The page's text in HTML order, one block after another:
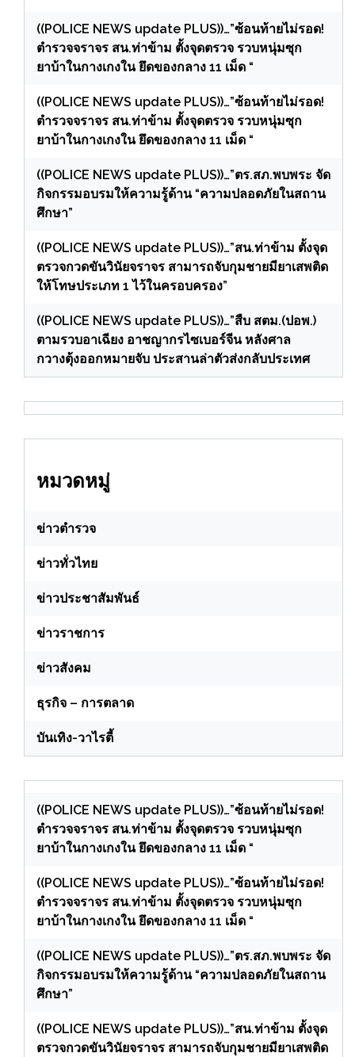
((POLICE NEWS update PLUS))…”ซ้อนท้ายไม่รอด!
ตำรวจจราจร สน.ท่าข้าม ตั้งจุดตรวจ รวบหนุ่มซุก
ยาบ้าในกางเกงใน ยึดของกลาง 11 เม็ด “
((POLICE NEWS update PLUS))…”ซ้อนท้ายไม่รอด!
ตำรวจจราจร สน.ท่าข้าม ตั้งจุดตรวจ รวบหนุ่มซุก
ยาบ้าในกางเกงใน ยึดของกลาง 11 เม็ด “
((POLICE NEWS update PLUS))…”ตร.สภ.พบพระ จัด
กิจกรรมอบรมให้ความรู้ด้าน “ความปลอดภัยในสถาน
ศึกษา”
((POLICE NEWS update PLUS))…”สน.ท่าข้าม ตั้งจุด
ตรวจกวดขันวินัยจราจร สามารถจับกุมชายมียาเสพติด
ให้โทษประเภท 1 ไว้ในครอบครอง”
((POLICE NEWS update PLUS))…”สืบ สตม.(ปอพ.)
ตามรวบอาเฉียง อาชญากรไซเบอร์จีน หลังศาล
กวางตุ้งออกหมายจับ ประสานล่าตัวส่งกลับประเทศ
หมวดหมู่
ข่าวตำรวจ
ข่าวทั่วไทย
ข่าวประชาสัมพันธ์
ข่าวราชการ
ข่าวสังคม
ธุรกิจ – การตลาด
บันเทิง-วาไรตี้
((POLICE NEWS update PLUS))…”ซ้อนท้ายไม่รอด!
ตำรวจจราจร สน.ท่าข้าม ตั้งจุดตรวจ รวบหนุ่มซุก
ยาบ้าในกางเกงใน ยึดของกลาง 11 เม็ด “
((POLICE NEWS update PLUS))…”ซ้อนท้ายไม่รอด!
ตำรวจจราจร สน.ท่าข้าม ตั้งจุดตรวจ รวบหนุ่มซุก
ยาบ้าในกางเกงใน ยึดของกลาง 11 เม็ด “
((POLICE NEWS update PLUS))…”ตร.สภ.พบพระ จัด
กิจกรรมอบรมให้ความรู้ด้าน “ความปลอดภัยในสถาน
ศึกษา”
((POLICE NEWS update PLUS))…”สน.ท่าข้าม ตั้งจุด
ตรวจกวดขันวินัยจราจร สามารถจับกุมชายมียาเสพติด